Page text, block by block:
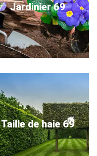
Jardinier 69
Taille de haie 69